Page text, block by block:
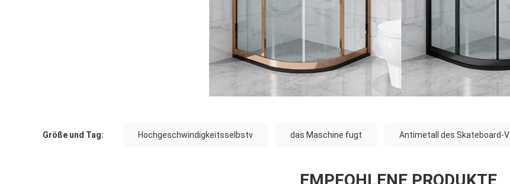
Größe und Tag: Hochgeschwindigkeitsselbstv das Maschine fugt Antimetall des Skateboard-V